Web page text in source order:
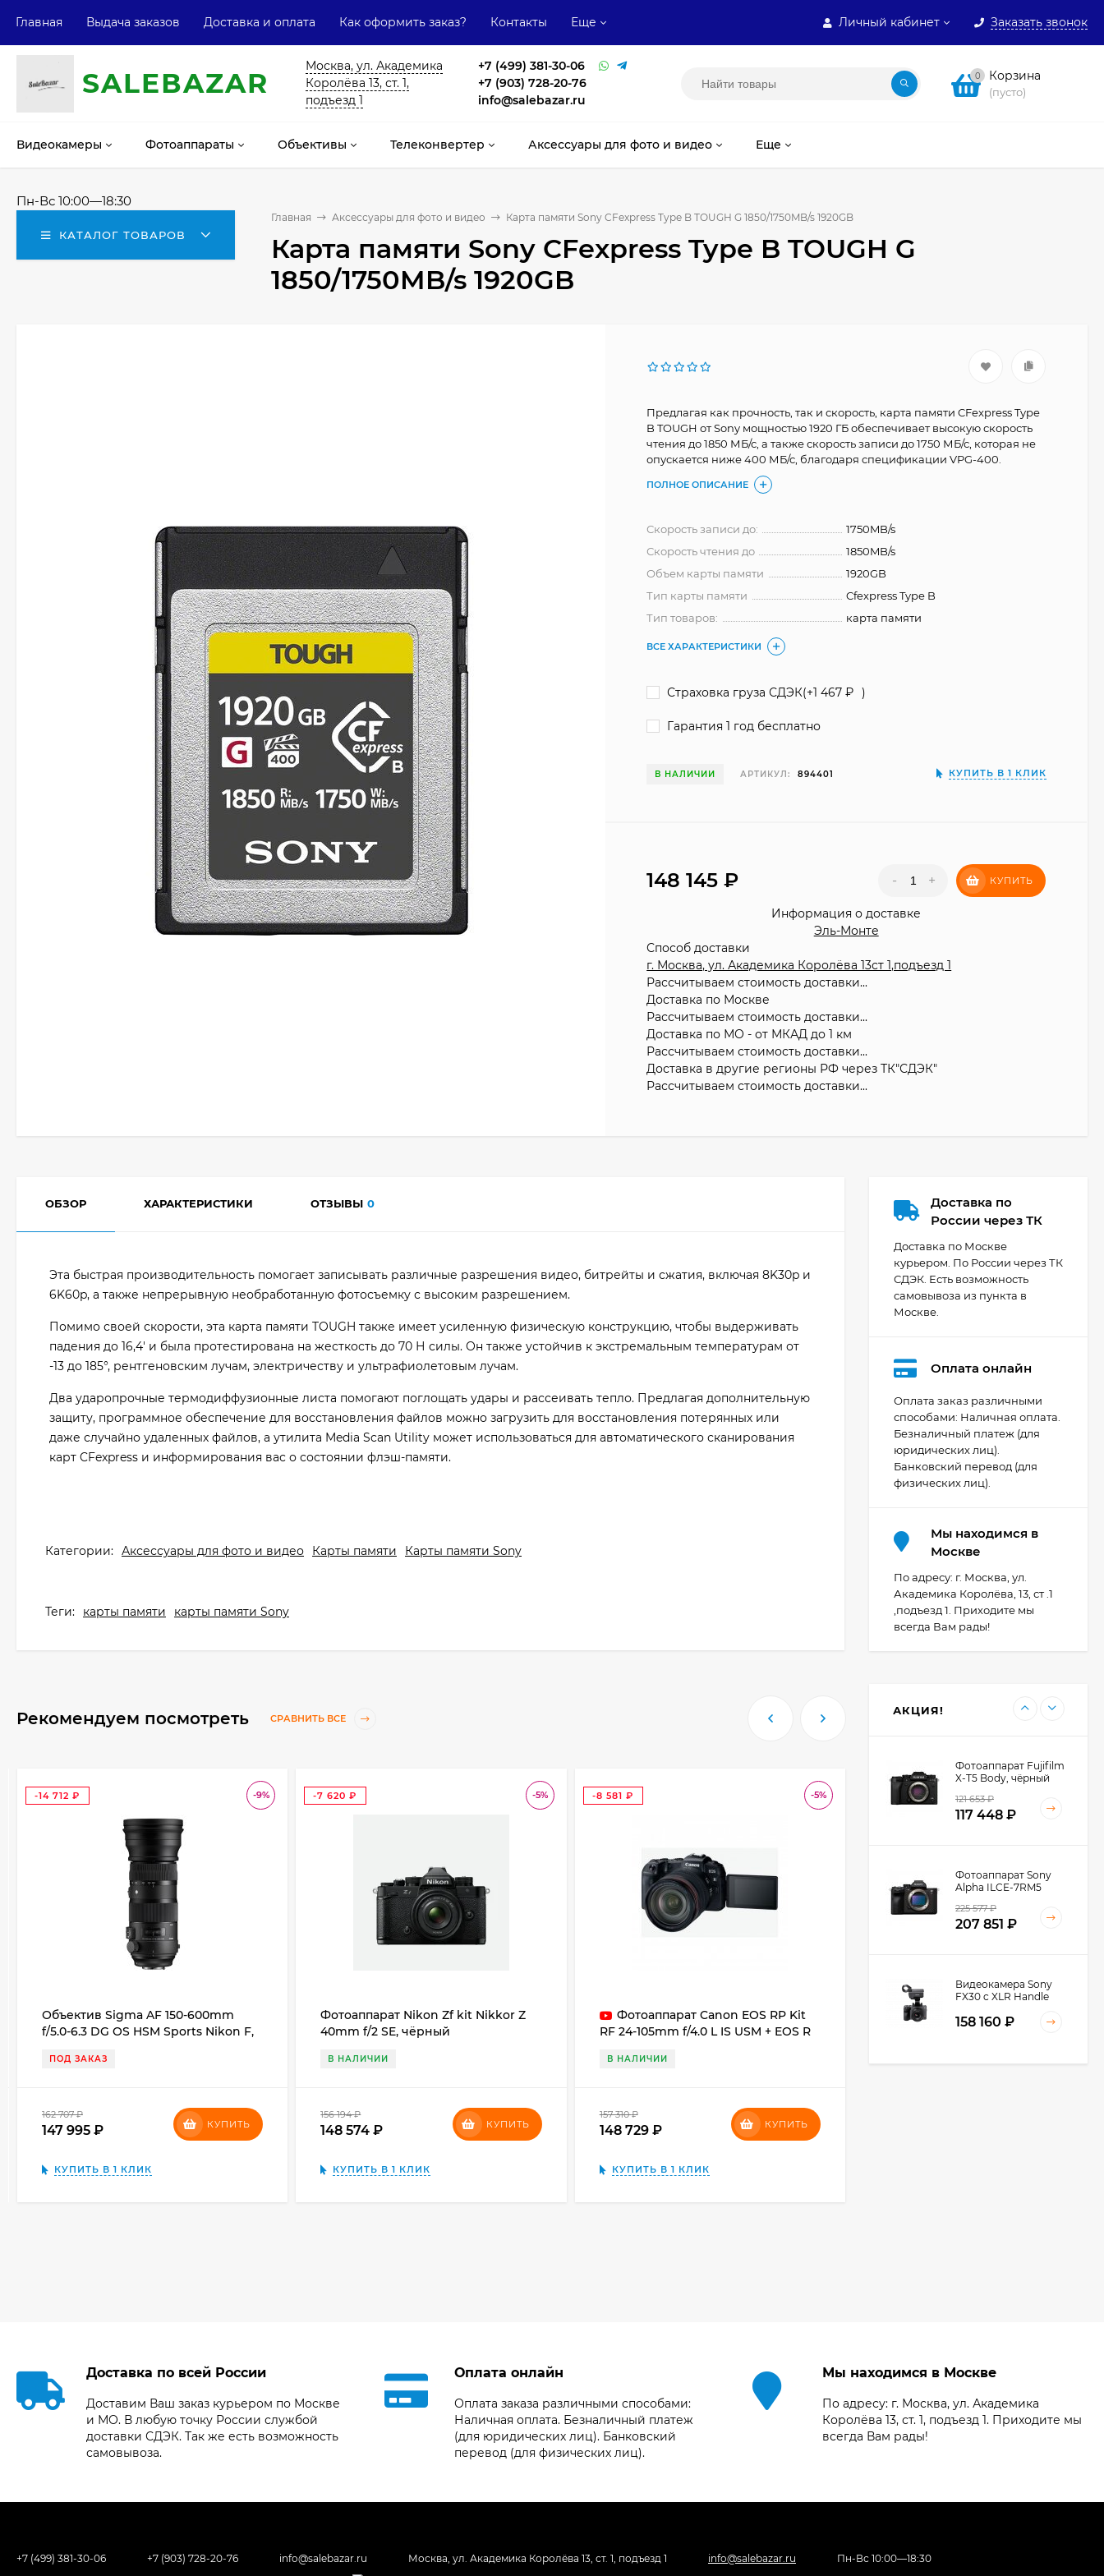
Личный кабинет Заказать звонок
Главная Выдача заказов Доставка и оплата Как оформить заказ? Контакты Еще
SALEВAZAR
Москва, ул. Академика
Королёва 13, ст. 1,
подъезд 1
+7 (499) 381-30-06
+7 (903) 728-20-76
info@salebazar.ru
0 Корзина
(пусто)
Видеокамеры Фотоаппараты Объективы Телеконвертер Аксессуары для фото и видео Еще
Пн-Вс 10:00—18:30
КАТАЛОГ ТОВАРОВ
Главная Аксессуары для фото и видео Карта памяти Sony CFexpress Type B TOUGH G 1850/1750MB/s 1920GB
Карта памяти Sony CFexpress Type B TOUGH G
1850/1750MB/s 1920GB
Предлагая как прочность, так и скорость, карта памяти CFexpress Type
B TOUGH от Sony мощностью 1920 ГБ обеспечивает высокую скорость
чтения до 1850 МБ/с, а также скорость записи до 1750 МБ/с, которая не
опускается ниже 400 МБ/с, благодаря спецификации VPG-400.
ПОЛНОЕ ОПИСАНИЕ
Скорость записи до:
1750MB/s
Скорость чтения до
1850MB/s
Объем карты памяти
1920GB
Тип карты памяти
Cfexpress Type B
Тип товаров:
карта памяти
ВСЕ ХАРАКТЕРИСТИКИ
Страховка груза СДЭК(+1 467 ₽)
Гарантия 1 год бесплатно
В НАЛИЧИИ АРТИКУЛ: 894401 КУПИТЬ В 1 КЛИК
148 145 - + КУПИТЬ
Информация о доставке
Эль-Монте
Способ доставки
г. Москва, ул. Академика Королёва 13ст 1,подъезд 1
Рассчитываем стоимость доставки...
Доставка по Москве
Рассчитываем стоимость доставки...
Доставка по МО - от МКАД до 1 км
Рассчитываем стоимость доставки...
Доставка в другие регионы РФ через ТК"СДЭК"
Рассчитываем стоимость доставки...
ОБЗОР ХАРАКТЕРИСТИКИ ОТЗЫВЫ 0
Эта быстрая производительность помогает записывать различные разрешения видео, битрейты и сжатия, включая 8K30p и
6K60p, а также непрерывную необработанную фотосъемку с высоким разрешением.
Помимо своей скорости, эта карта памяти TOUGH также имеет усиленную физическую конструкцию, чтобы выдерживать
падения до 16,4' и была протестирована на жесткость до 70 Н силы. Он также устойчив к экстремальным температурам от
-13 до 185°, рентгеновским лучам, электричеству и ультрафиолетовым лучам.
Два ударопрочные термодиффузионные листа помогают поглощать удары и рассеивать тепло. Предлагая дополнительную
защиту, программное обеспечение для восстановления файлов можно загрузить для восстановления потерянных или
даже случайно удаленных файлов, а утилита Media Scan Utility может использоваться для автоматического сканирования
карт CFexpress и информирования вас о состоянии флэш-памяти.
Категории: Аксессуары для фото и видео Карты памяти Карты памяти Sony
Теги: карты памяти карты памяти Sony
Рекомендуем посмотреть СРАВНИТЬ ВСЕ
-9%
-14 712
Объектив Sigma AF 150-600mm
f/5.0-6.3 DG OS HSM Sports Nikon F,
ПОД ЗАКАЗ
162 707 ₽
147 995 ₽ КУПИТЬ
КУПИТЬ В 1 КЛИК
-5%
-7 620
Фотоаппарат Nikon Zf kit Nikkor Z
40mm f/2 SE, чёрный
В НАЛИЧИИ
156 194 ₽
148 574 КУПИТЬ
КУПИТЬ В 1 КЛИК
-5%
-8 581
Фотоаппарат Canon EOS RP Kit
RF 24-105mm f/4.0 L IS USM + EOS R
В НАЛИЧИИ
157 310 ₽
148 729 ₽ КУПИТЬ
КУПИТЬ В 1 КЛИК
Фотоаппарат Fujifilm X-T50 Kit XF 16-
50mm F2.8-4.8 R LM WR,
Доставка по
России через ТК
Доставка по Москве
курьером. По России через ТК
СДЭК. Есть возможность
самовывоза из пункта в
Москве.
Оплата онлайн
Оплата заказ различными
способами: Наличная оплата.
Безналичный платеж (для
юридических лиц).
Банковский перевод (для
физических лиц).
Мы находимся в
Москве
По адресу: г. Москва, ул.
Академика Королёва, 13, ст .1
,подъезд 1. Приходите мы
всегда Вам рады!
АКЦИЯ!
Видеокамера Canon
XA70, чёрный
206 404 ₽
Фотоаппарат Canon
PowerShot G7X Mark
III, серебристый
110 835 ₽
Фотоаппарат Fujifilm
X-T5 Body, чёрный
121 653
117 448
Фотоаппарат Sony
Alpha ILCE-7RM5
225 577
207 851
Видеокамера Sony
FX30 c XLR Handle
158 160
Видеокамера Canon
Доставка по всей России
Доставим Ваш заказ курьером по Москве
и МО. В любую точку России службой
доставки СДЭК. Так же есть возможность
самовывоза.
Оплата онлайн
Оплата заказа различными способами:
Наличная оплата. Безналичный платеж
(для юридических лиц). Банковский
перевод (для физических лиц).
Мы находимся в Москве
По адресу: г. Москва, ул. Академика
Королёва 13, ст. 1, подъезд 1. Приходите мы
всегда Вам рады!
+7 (499) 381-30-06 +7 (903) 728-20-76 info@salebazar.ru Москва, ул. Академика Королёва 13, ст. 1, подъезд 1 info@salebazar.ru Пн-Вс 10:00—18:30